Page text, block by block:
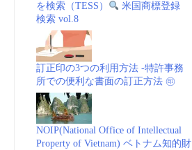
を検索（TESS）
米国商標登録
検索 vol.8
訂正印の3つの利用方法 -特許事務
所での便利な書面の訂正方法 ㊞
NOIP(National Office of Intellectual
Property of Vietnam) ベトナム知的財